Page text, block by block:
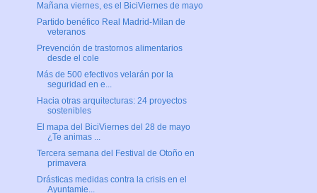
Mañana viernes, es el BiciViernes de mayo
Partido benéfico Real Madrid-Milan de
veteranos
Prevención de trastornos alimentarios
desde el cole
Más de 500 efectivos velarán por la
seguridad en e...
Hacia otras arquitecturas: 24 proyectos
sostenibles
El mapa del BiciViernes del 28 de mayo
¿Te animas ...
Tercera semana del Festival de Otoño en
primavera
Drásticas medidas contra la crisis en el
Ayuntamie...